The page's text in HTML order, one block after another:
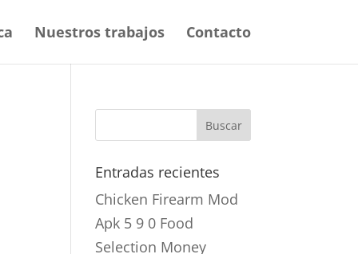
Nuestros trabajos Contacto
Entradas recientes
Chicken Firearm Mod
Apk 5 9 0 Food
Selection Money